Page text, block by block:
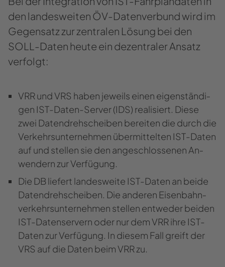
den lan­des­wei­ten ÖV-​​Datenverbund wird im
Ge­gen­satz zur zen­tra­len Lö­sung bei den
SOLL-​​Daten heute ein de­zen­tra­ler An­satz
ver­folgt:
VRR und VRS haben je­weils einen ei­gen­stän­di­
gen IST-​​Daten-Server (IDS) rea­li­siert. Diese
zwei Da­ten­dreh­schei­ben be­rei­ten die durch die
Ver­kehrs­un­ter­neh­men über­mit­tel­ten IST-​​Daten
auf und stel­len sie den an­ge­schlos­se­nen An­
wen­dern zur Ver­fü­gung.
Die DB lie­fert lan­des­wei­te IST-​​​Daten an beide
Da­ten­dreh­schei­ben. Die an­de­ren Ei­sen­bahn­
ver­kehrs­un­ter­neh­men stel­len ent­we­der bei­den
IST-​Datenservern oder nur dem VRR ihre IST-​​​
Daten zur Ver­fü­gung. In die­sem Fall greift der
VRS auf die Daten beim VRR zu.